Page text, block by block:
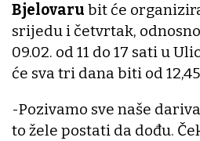
Bjelovaru bit će
srijedu i četvrtak, odnosno
09.02. od 11 do 17 sati u
će sva tri dana biti od
-Pozivamo sve naše
to žele postati da dođu.